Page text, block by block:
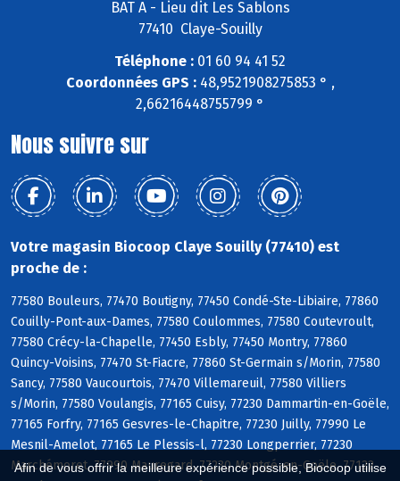
Afin de vous offrir la meilleure expérience possible, Biocoop utilise
BAT A - Lieu dit Les Sablons
77410 Claye-Souilly
Téléphone : 01 60 94 41 52
Coordonnées GPS :48,9521908275853 ° ,
2,66216448755799 °
Nous suivre sur
Votre magasin Biocoop Claye Souilly (77410) est
proche de :
77580 Bouleurs, 77470 Boutigny, 77450 Condé-Ste-Libiaire, 77860
Couilly-Pont-aux-Dames, 77580 Coulommes, 77580 Coutevroult,
77580 Crécy-la-Chapelle, 77450 Esbly, 77450 Montry, 77860
Quincy-Voisins, 77470 St-Fiacre, 77860 St-Germain s/Morin, 77580
Sancy, 77580 Vaucourtois, 77470 Villemareuil, 77580 Villiers
s/Morin, 77580 Voulangis, 77165 Cuisy, 77230 Dammartin-en-Goële,
77165 Forfry, 77165 Gesvres-le-Chapitre, 77230 Juilly, 77990 Le
Mesnil-Amelot, 77165 Le Plessis-l, 77230 Longperrier, 77230
Marchémoret, 77990 Mauregard, 77230 Montgé-en-Goële, 77122